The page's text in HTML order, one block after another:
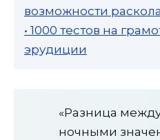
возможности
• 1000 тестов на
эрудиции
«Разница
ночными